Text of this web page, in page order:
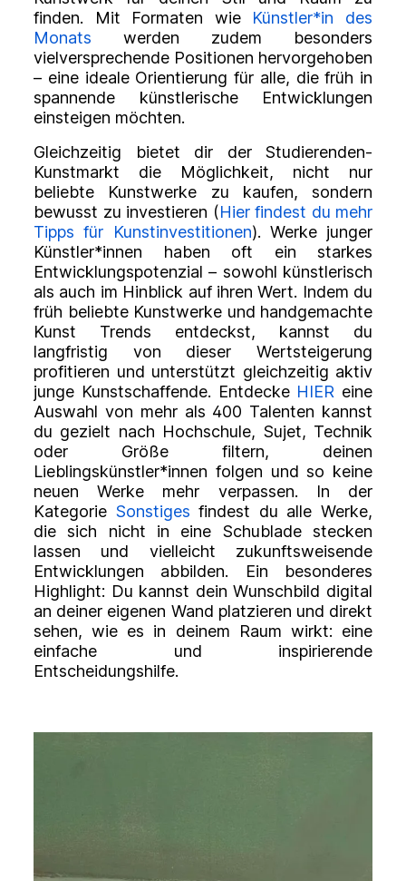
finden. Mit Formaten wie Künstler*in des
Monats werden zudem besonders
vielversprechende Positionen hervorgehoben
– eine ideale Orientierung für alle, die früh in
spannende künstlerische Entwicklungen
einsteigen möchten.
Gleichzeitig bietet dir der Studierenden-
Kunstmarkt die Möglichkeit, nicht nur
beliebte Kunstwerke zu kaufen, sondern
bewusst zu investieren (Hier findest du mehr
Tipps für Kunstinvestitionen). Werke junger
Künstler*innen haben oft ein starkes
Entwicklungspotenzial – sowohl künstlerisch
als auch im Hinblick auf ihren Wert. Indem du
früh beliebte Kunstwerke und handgemachte
Kunst Trends entdeckst, kannst du
langfristig von dieser Wertsteigerung
profitieren und unterstützt gleichzeitig aktiv
junge Kunstschaffende. Entdecke HIER eine
Auswahl von mehr als 400 Talenten kannst
du gezielt nach Hochschule, Sujet, Technik
oder Größe filtern, deinen
Lieblingskünstler*innen folgen und so keine
neuen Werke mehr verpassen. In der
Kategorie Sonstiges findest du alle Werke,
die sich nicht in eine Schublade stecken
lassen und vielleicht zukunftsweisende
Entwicklungen abbilden. Ein besonderes
Highlight: Du kannst dein Wunschbild digital
an deiner eigenen Wand platzieren und direkt
sehen, wie es in deinem Raum wirkt: eine
einfache und inspirierende
Entscheidungshilfe.